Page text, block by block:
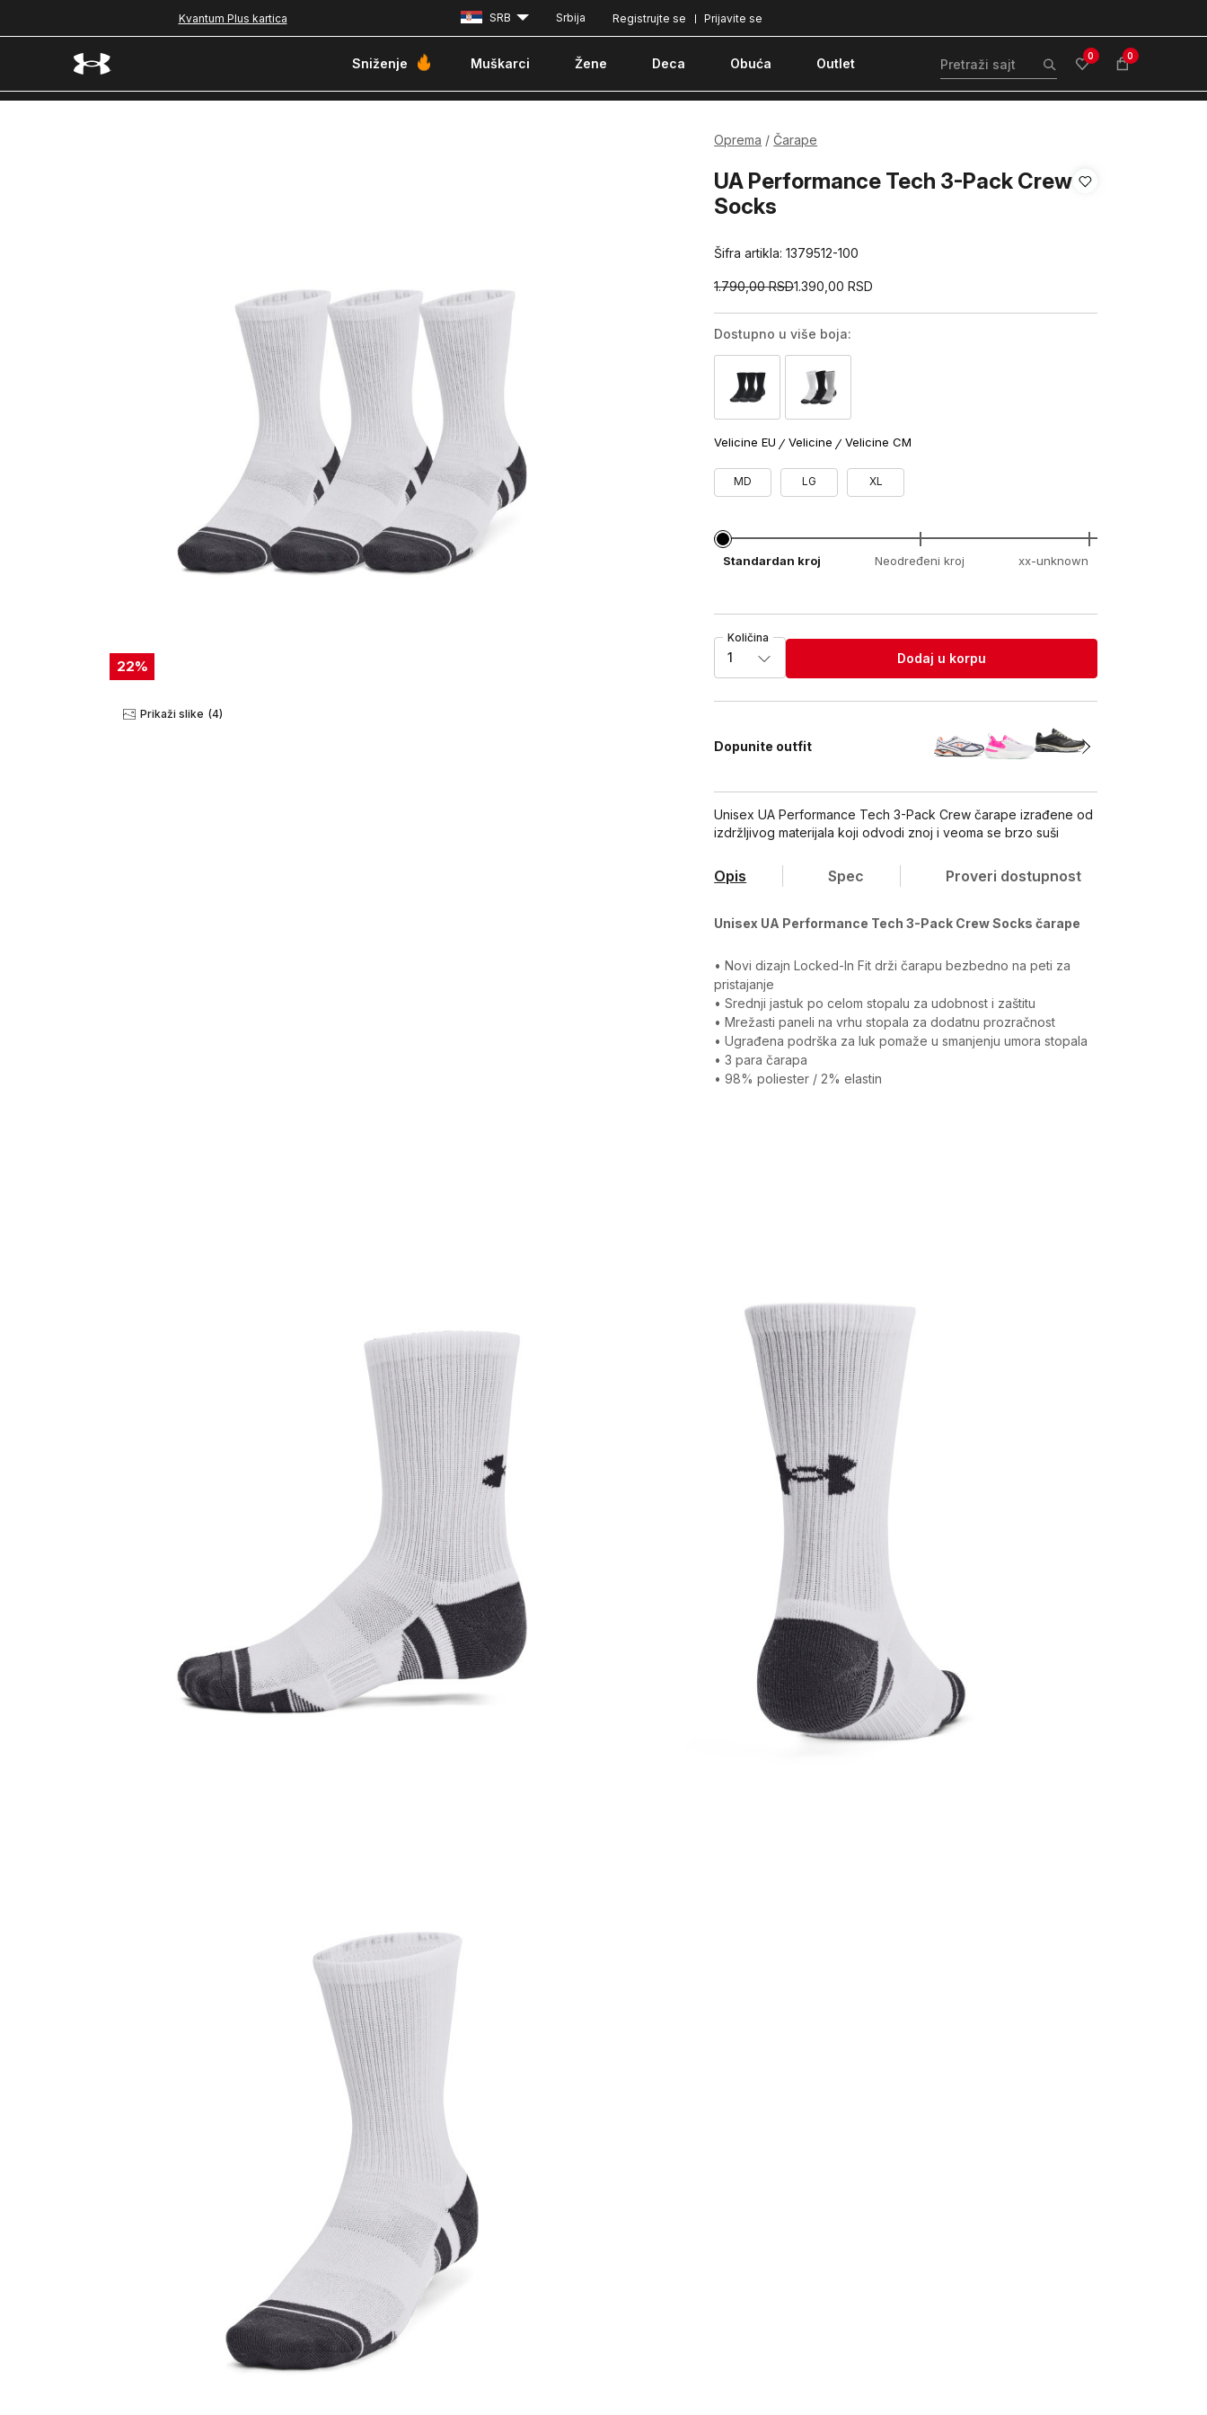
Kvantum Plus kartica Besplatna dostava za porudžbine iznad 6000 dinara Prijavite se
Registrujte se
SRB Srbija
Sniženje Muškarci Žene Deca Obuća Outlet 0 0
22%
Prikaži slike (4)
Oprema Čarape
UA Performance Tech 3-Pack Crew
Socks
Šifra artikla:1379512-100
1.790,00 RSD1.390,00RSD
Dostupno u više boja:
Velicine EU Velicine Velicine CM
MD LG XL
Standardan kroj Neodređeni kroj xx-unknown
Količina
1 Dodaj u korpu
Dopunite outfit
Unisex UA Performance Tech 3-Pack Crew čarape izrađene od
izdržljivog materijala koji odvodi znoj i veoma se brzo suši
Opis Spec Proveri dostupnost
Unisex UA Performance Tech 3-Pack Crew Socks čarape
• Novi dizajn Locked-In Fit drži čarapu bezbedno na peti za
pristajanje
• Srednji jastuk po celom stopalu za udobnost i zaštitu
• Mrežasti paneli na vrhu stopala za dodatnu prozračnost
• Ugrađena podrška za luk pomaže u smanjenju umora stopala
• 3 para čarapa
• 98% poliester / 2% elastin
CO